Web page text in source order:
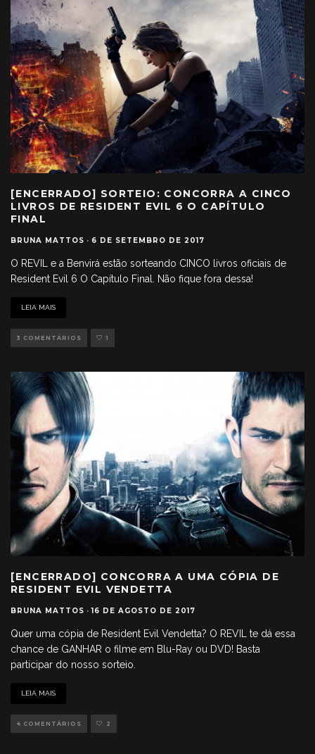
[ENCERRADO] SORTEIO: CONCORRA A CINCO
LIVROS DE RESIDENT EVIL 6 O CAPÍTULO
FINAL
BRUNA MATTOS · 6 DE SETEMBRO DE 2017
O REVIL e a Benvirá estão sorteando CINCO livros oficiais de
Resident Evil 6 O Capítulo Final. Não fique fora dessa!
LEIA MAIS
3 COMENTÁRIOS 1
[ENCERRADO] CONCORRA A UMA CÓPIA DE
RESIDENT EVIL VENDETTA
BRUNA MATTOS · 16 DE AGOSTO DE 2017
Quer uma cópia de Resident Evil Vendetta? O REVIL te dá essa
chance de GANHAR o filme em Blu-Ray ou DVD! Basta
participar do nosso sorteio.
LEIA MAIS
4 COMENTÁRIOS 2